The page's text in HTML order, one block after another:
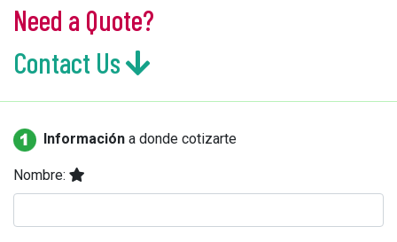
Need a Quote?
Contact Us
Información a donde cotizarte
Nombre: